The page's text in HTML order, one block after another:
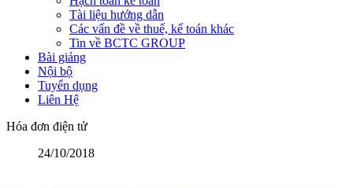
Tài liệu hướng dẫn
Các vấn đề về thuế, kế toán khác
Tin về BCTC GROUP
Bài giảng
Nội bộ
Tuyển dụng
Liên Hệ
Hóa đơn điện tử
24/10/2018